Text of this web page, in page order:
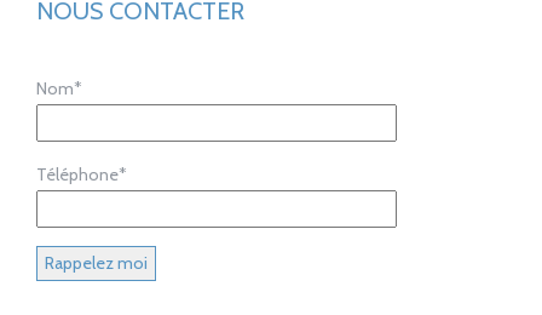
NOUS CONTACTER
Nom*
Téléphone*